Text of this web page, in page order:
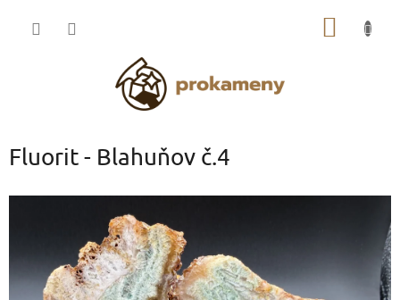
Fluorit - Blahuňov č.4